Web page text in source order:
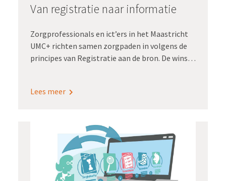
Van registratie naar informatie
Zorgprofessionals en ict’ers in het Maastricht
UMC+ richten samen zorgpaden in volgens de
principes van Registratie aan de bron. De winst:
uitkomsten. Bovendien maakt zo’n generieke
Lees meer